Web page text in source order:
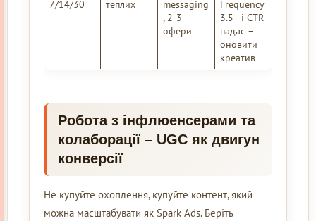
7/14/30
теплих
messaging
, 2-3
офери
Frequency
3.5+ і CTR
падає –
оновити
креатив
Робота з інфлюенсерами та
колаборації – UGC як двигун
конверсії
Не купуйте охоплення, купуйте контент, який
можна масштабувати як Spark Ads. Беріть